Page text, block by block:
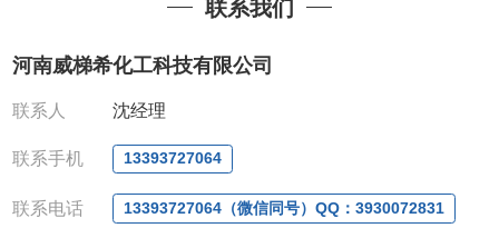
我司对高校及科研单位先发货和
全额退款,并承担所有运费。
:0371-63377391/13393727064
QQ:3930072831
微信 :13393727064
联系人: 沈晓东(欢迎致电
联系我们
河南威梯希化工科技有限公司
联系人 沈经理
联系手机 13393727064
联系电话 13393727064（微信同号）QQ：3930072831